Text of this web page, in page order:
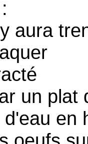
aura
un plat
en